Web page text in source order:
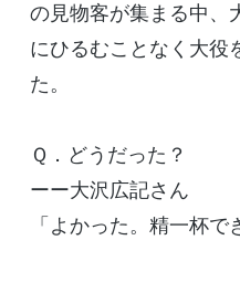
の見物客が集まる中、
にひるむことなく大役
た。
Ｑ．どうだった？
ーー大沢広記さん
「よかった。精一杯で